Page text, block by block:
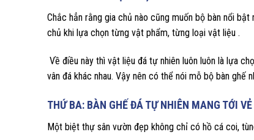
Chắc hẳn rằng gia chủ nào cũng muốn bộ bàn nổi
chủ khi lựa chọn từng vật phẩm, từng loại vật liệu .
Về điều này thì vật liệu đá tự nhiên luôn luôn là lựa
vân đá khác nhau. Vậy nên có thể nói mỗ bộ bàn
THỨ BA: BÀN GHẾ ĐÁ TỰ NHIÊN MANG TỚI
Một biệt thự sân vườn đẹp không chỉ có hồ cá coi,